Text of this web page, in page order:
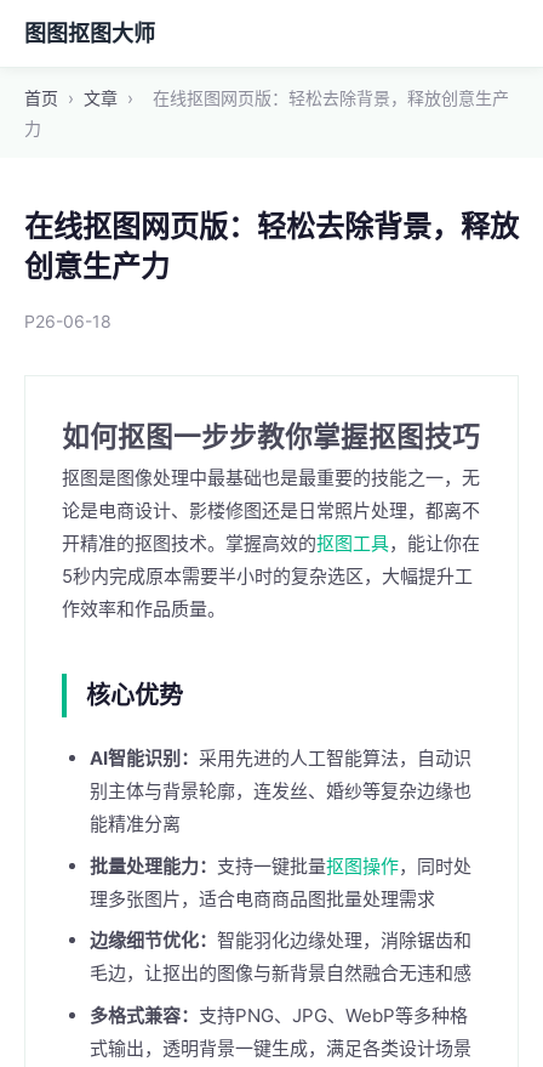
图图抠图大师
首页 › 文章 ›
在线抠图网页版：轻松去除背景，释放创意生产
力
在线抠图网页版：轻松去除背景，释放
创意生产力
P26-06-18
如何抠图一步步教你掌握抠图技巧
抠图是图像处理中最基础也是最重要的技能之一，无
论是电商设计、影楼修图还是日常照片处理，都离不
开精准的抠图技术。掌握高效的抠图工具，能让你在
5秒内完成原本需要半小时的复杂选区，大幅提升工
作效率和作品质量。
核心优势
AI智能识别： 采用先进的人工智能算法，自动识
别主体与背景轮廓，连发丝、婚纱等复杂边缘也
能精准分离
批量处理能力： 支持一键批量抠图操作，同时处
理多张图片，适合电商商品图批量处理需求
边缘细节优化： 智能羽化边缘处理，消除锯齿和
毛边，让抠出的图像与新背景自然融合无违和感
多格式兼容： 支持PNG、JPG、WebP等多种格
式输出，透明背景一键生成，满足各类设计场景